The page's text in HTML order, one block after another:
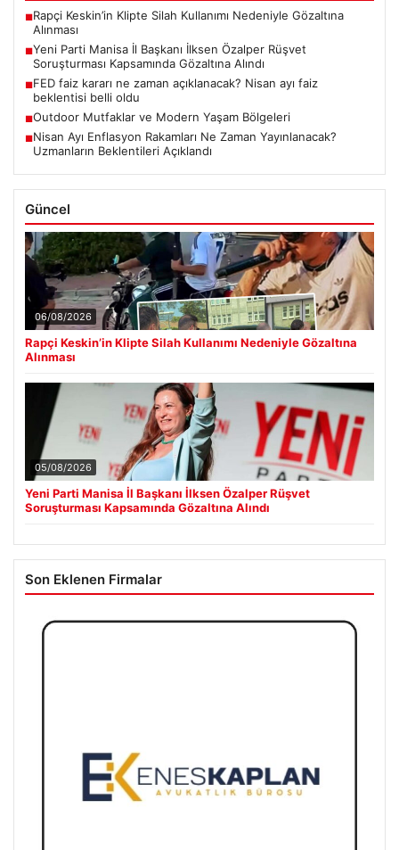
■Rapçi Keskin’in Klipte Silah Kullanımı Nedeniyle Gözaltına
Alınması
■Yeni Parti Manisa İl Başkanı İlksen Özalper Rüşvet
Soruşturması Kapsamında Gözaltına Alındı
■FED faiz kararı ne zaman açıklanacak? Nisan ayı faiz
beklentisi belli oldu
■Outdoor Mutfaklar ve Modern Yaşam Bölgeleri
■Nisan Ayı Enflasyon Rakamları Ne Zaman Yayınlanacak?
Uzmanların Beklentileri Açıklandı
Güncel
06/08/2026
Rapçi Keskin’in Klipte Silah Kullanımı Nedeniyle Gözaltına
Alınması
05/08/2026
Yeni Parti Manisa İl Başkanı İlksen Özalper Rüşvet
Soruşturması Kapsamında Gözaltına Alındı
Son Eklenen Firmalar